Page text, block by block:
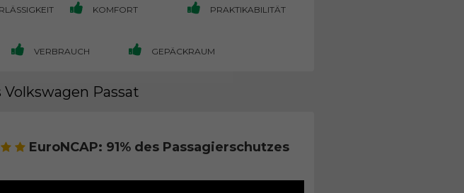
KOMFORT PRAKTIKABILITÄT
VERBRAUCH GEPÄCKRAUM
Passat
EuroNCAP: 91% des Passagierschutzes